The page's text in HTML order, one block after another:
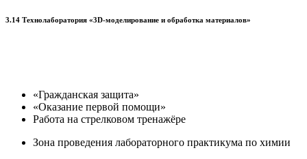
3.14 Технолаборатория «3D-моделирование и обработка материалов»
«Гражданская защита»
«Оказание первой помощи»
Работа на стрелковом тренажёре
Зона проведения лабораторного практикума по химии